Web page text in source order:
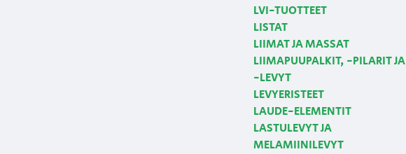
LVI-TUOTTEET
LISTAT
LIIMAT JA MASSAT
LIIMAPUUPALKIT, -PILARIT JA
-LEVYT
LEVYERISTEET
LAUDE-ELEMENTIT
LASTULEVYT JA
MELAMIINILEVYT